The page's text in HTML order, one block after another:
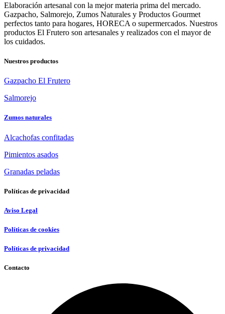
Elaboración artesanal con la mejor materia prima del mercado.
Gazpacho, Salmorejo, Zumos Naturales y Productos Gourmet
perfectos tanto para hogares, HORECA o supermercados. Nuestros
productos El Frutero son artesanales y realizados con el mayor de
los cuidados.
Nuestros productos
Gazpacho El Frutero
Salmorejo
Zumos naturales
Alcachofas confitadas
Pimientos asados
Granadas peladas
Políticas de privacidad
Aviso Legal
Políticas de cookies
Políticas de privacidad
Contacto